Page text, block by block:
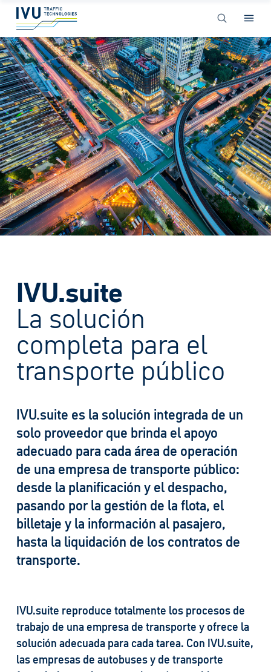
IVU.suite
La solución
completa para el
transporte público
IVU.suite es la solución integrada de un
solo proveedor que brinda el apoyo
adecuado para cada área de operación
de una empresa de transporte público:
desde la planificación y el despacho,
pasando por la gestión de la flota, el
billetaje y la información al pasajero,
hasta la liquidación de los contratos de
transporte.
IVU.suite reproduce totalmente los procesos de
trabajo de una empresa de transporte y ofrece la
solución adecuada para cada tarea. Con IVU.suite,
las empresas de autobuses y de transporte